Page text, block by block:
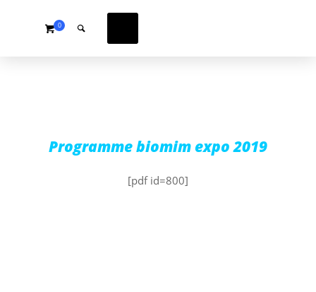
0
Programme biomim expo 2019
[pdf id=800]